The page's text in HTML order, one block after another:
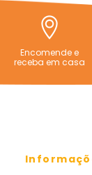
Encomende e
receba em casa